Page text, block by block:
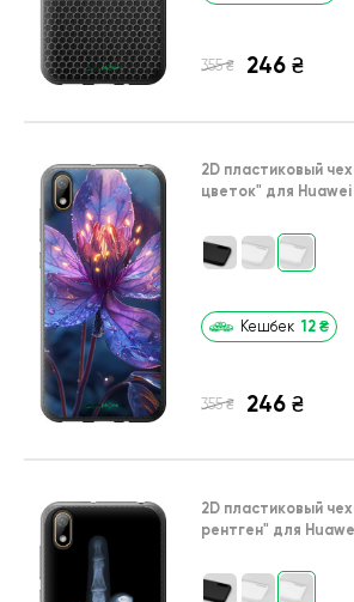
355 ₴ 246 ₴
2D пластиковый
цветок" для Huawei
Кешбек 12 ₴
355 ₴ 246 ₴
2D пластиковый
рентген" для